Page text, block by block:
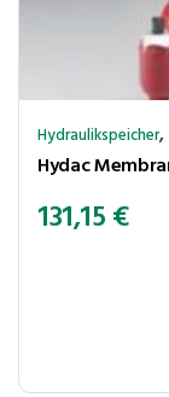
Hydraulikspeicher,
131,15€